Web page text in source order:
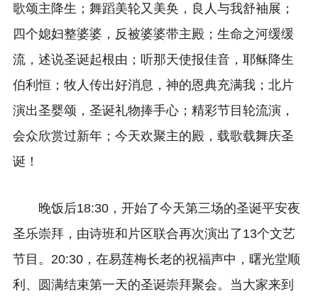
歌颂主降生；舞蹈美轮又美奂，良人与我舒袖展；
四个媳妇整婆婆，反被婆婆带主殿；生命之河缓缓
流，述说圣诞起根由；听那天使报佳音，耶稣降生
伯利恒；牧人传出好消息，神的恩典充满我；北片
演出圣婴颂，圣诞礼物捧手心；精彩节目轮流演，
会众欣赏过新年；今天欢聚主的殿，载歌载舞庆圣
诞！
晚饭后18:30，开始了今天第三场的圣诞平安夜
圣乐崇拜，由诗班和片区联合再次演出了13个文艺
节目。20:30，在易莲梅长老的祝福声中，曙光堂顺
利、圆满结束第一天的圣诞崇拜聚会。当大家来到